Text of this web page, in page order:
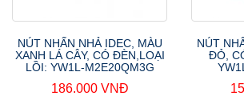
NÚT NHẤN NHẢ IDEC, MÀU
XANH LÁ CÂY, CÓ ĐÈN,LOẠI
LỒI: YW1L-M2E20QM3G
186.000 VNĐ
NÚT
ĐỎ,